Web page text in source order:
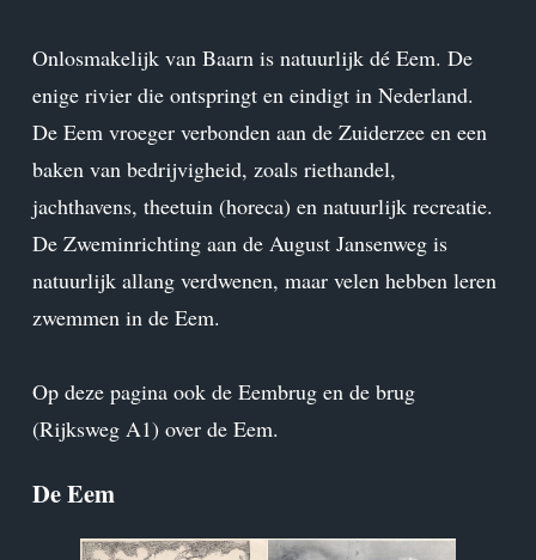
Onlosmakelijk van Baarn is natuurlijk dé Eem. De
enige rivier die ontspringt en eindigt in Nederland.
De Eem vroeger verbonden aan de Zuiderzee en een
baken van bedrijvigheid, zoals riethandel,
jachthavens, theetuin (horeca) en natuurlijk recreatie.
De Zweminrichting aan de August Jansenweg is
natuurlijk allang verdwenen, maar velen hebben leren
zwemmen in de Eem.
Op deze pagina ook de Eembrug en de brug
(Rijksweg A1) over de Eem.
De Eem